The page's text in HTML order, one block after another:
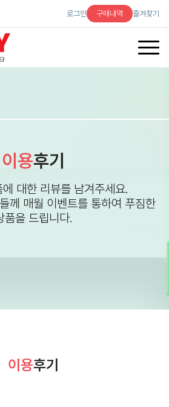
로그인 구매내역 즐겨찾기
이용후기
대한 리뷰를 남겨주세요.
께 매월 이벤트를 통하여 푸짐한
품을 드립니다.
이용후기